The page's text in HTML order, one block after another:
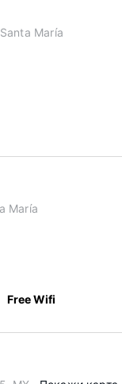
María
María
Free Wifi